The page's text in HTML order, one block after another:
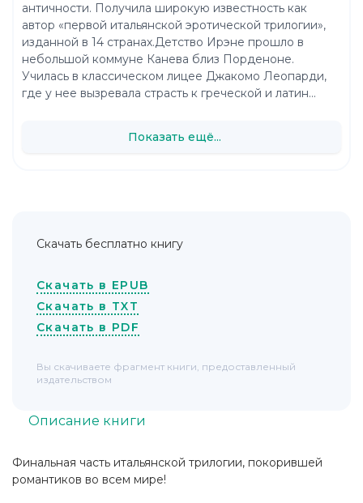
Финальная часть итальянской трилогии, покорившей
романтиков во всем мире!
Описание книги
античности. Получила широкую известность как
автор «первой итальянской эротической трилогии»,
изданной в 14 странах.Детство Ирэне прошло в
небольшой коммуне Канева близ Порденоне.
Училась в классическом лицее Джакомо Леопарди,
где у нее вызревала страсть к греческой и латин...
Показать ещё...
Скачать бесплатно книгу
Скачать в EPUB
Скачать в TXT
Скачать в PDF
Вы скачиваете фрагмент книги, предоставленный
издательством